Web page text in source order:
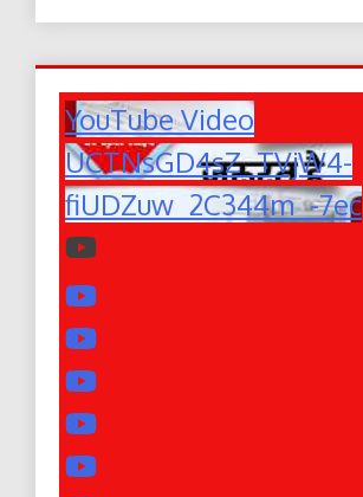
YouTube Video
UCTNsGD4sZ_TVjW4-
fiUDZuw_2C344m_-7ec